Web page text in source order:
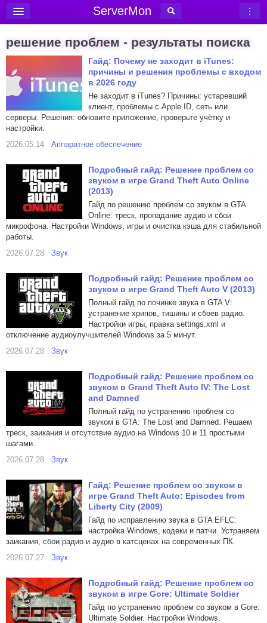
ServerMon
Новости
Блог
Статьи
Форум
решение проблем - результаты поиска
Гайд: Почему не заходит в iTunes:
причины и решения проблемы с входом
в 2026 году
Не заходит в iTunes? Причины: устаревший
клиент, проблемы с Apple ID, сеть или
серверы. Решения: обновите приложение, проверьте учётку и
настройки.
2026.05.14
Аппаратное обеспечение
Подробный гайд: Решение проблем со
звуком в игре Grand Theft Auto Online
(2013)
Гайд по решению проблем со звуком в GTA
Online: треск, пропадание аудио и сбои
микрофона. Настройки Windows, игры и очистка кэша для стабильной
работы.
2026.07.28
Звук
Подробный гайд: Решение проблем со
звуком в игре Grand Theft Auto V (2013)
Полный гайд по починке звука в GTA V:
устранение хрипов, тишины и сбоев радио.
Настройки игры, правка settings.xml и
отключение аудиоулучшителей Windows за 5 минут.
2026.07.28
Звук
Подробный гайд: Решение проблем со
звуком в Grand Theft Auto IV: The Lost
and Damned
Полный гайд по устранению проблем со
звуком в GTA: The Lost and Damned. Решаем
треск, заикания и отсутствие аудио на Windows 10 и 11 простыми
шагами.
2026.07.28
Звук
Гайд: Решение проблем со звуком в
игре Grand Theft Auto: Episodes from
Liberty City (2009)
Гайд по исправлению звука в GTA EFLC:
настройка Windows, кодеки и патчи. Устраняем
заикания, сбои радио и аудио в катсценах на современных ПК.
2026.07.27
Звук
Подробный гайд: Решение проблем со
звуком в игре Gore: Ultimate Soldier
Гайд по устранению проблем со звуком в Gore:
Ultimate Soldier. Настройки Windows,